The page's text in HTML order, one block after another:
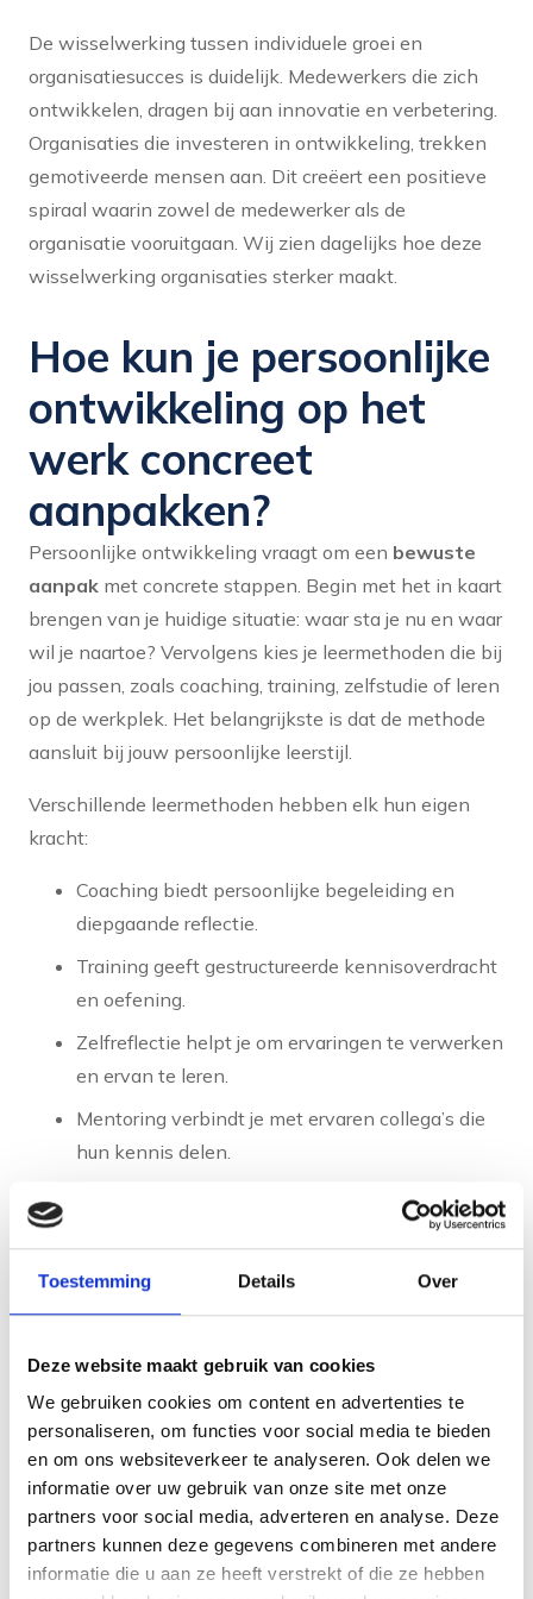
Toestemming Details Over
Deze website maakt gebruik van cookies
We gebruiken cookies om content en advertenties te
personaliseren, om functies voor social media te bieden
en om ons websiteverkeer te analyseren. Ook delen we
informatie over uw gebruik van onze site met onze
partners voor social media, adverteren en analyse. Deze
partners kunnen deze gegevens combineren met andere
informatie die u aan ze heeft verstrekt of die ze hebben
De wisselwerking tussen individuele groei en
organisatiesucces is duidelijk. Medewerkers die zich
ontwikkelen, dragen bij aan innovatie en verbetering.
Organisaties die investeren in ontwikkeling, trekken
gemotiveerde mensen aan. Dit creëert een positieve
spiraal waarin zowel de medewerker als de
organisatie vooruitgaan. Wij zien dagelijks hoe deze
wisselwerking organisaties sterker maakt.
Hoe kun je persoonlijke
ontwikkeling op het
werk concreet
aanpakken?
Persoonlijke ontwikkeling vraagt om een bewuste
aanpak met concrete stappen. Begin met het in kaart
brengen van je huidige situatie: waar sta je nu en waar
wil je naartoe? Vervolgens kies je leermethoden die bij
jou passen, zoals coaching, training, zelfstudie of leren
op de werkplek. Het belangrijkste is dat de methode
aansluit bij jouw persoonlijke leerstijl.
Verschillende leermethoden hebben elk hun eigen
kracht:
Coaching biedt persoonlijke begeleiding en
diepgaande reflectie.
Training geeft gestructureerde kennisoverdracht
en oefening.
Zelfreflectie helpt je om ervaringen te verwerken
en ervan te leren.
Mentoring verbindt je met ervaren collega’s die
hun kennis delen.
Maatwerk is essentieel bij persoonlijke ontwikkeling.
Wat voor de een werkt, past niet automatisch bij de
ander. Daarom zijn tools zoals breingames en
assessments waardevol. Deze brengen je natuurlijke
inzichten kun je gerichter werken aan je ontwikkeling
en keuzes maken die echt bij je passen.
Welke rol speelt een
coach bij persoonlijke